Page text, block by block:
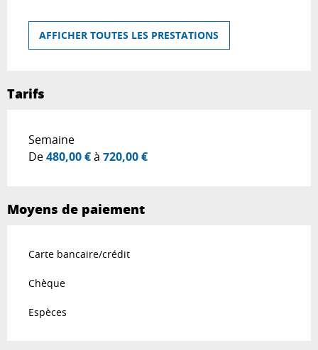
AFFICHER TOUTES LES PRESTATIONS
Tarifs
Tarifs 2026
Semaine
De480,00 €à 720,00 €
Moyens de paiement
Carte bancaire/crédit
Chèque
Espèces